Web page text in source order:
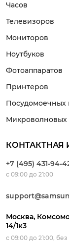
Часов
Телевизоров
Мониторов
Ноутбуков
Фотоаппаратов
Принтеров
Микроволновых
+7 (495) 431-94-
с 09:00 до 21:00
Москва,
14/1к3
с 09:00 до 21:00,